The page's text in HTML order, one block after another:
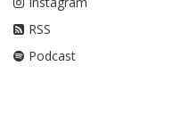
RSS
Podcast